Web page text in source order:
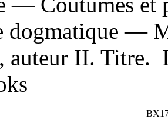
dogmatique —
auteur II.